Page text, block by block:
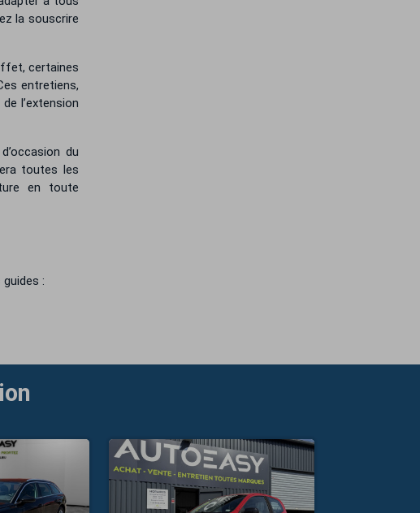
la souscrire
certaines
entretiens,
l’extension
du
toutes les
en toute
: